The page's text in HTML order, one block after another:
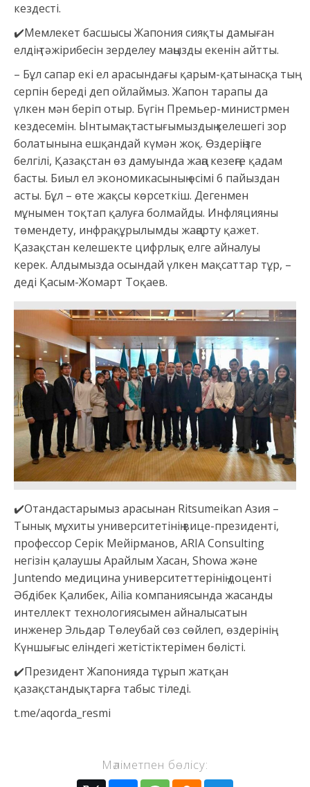
кездесті.
✔️Мемлекет басшысы Жапония сияқты дамыған
елдің тәжірибесін зерделеу маңызды екенін айтты.
– Бұл сапар екі ел арасындағы қарым-қатынасқа тың
серпін береді деп ойлаймыз. Жапон тарапы да
үлкен мән беріп отыр. Бүгін Премьер-министрмен
кездесемін. Ынтымақтастығымыздың келешегі зор
болатынына ешқандай күмән жоқ. Өздеріңізге
белгілі, Қазақстан өз дамуында жаңа кезеңге қадам
басты. Биыл ел экономикасының өсімі 6 пайыздан
асты. Бұл – өте жақсы көрсеткіш. Дегенмен
мұнымен тоқтап қалуға болмайды. Инфляцияны
төмендету, инфрақұрылымды жаңарту қажет.
Қазақстан келешекте цифрлық елге айналуы
керек. Алдымызда осындай үлкен мақсаттар тұр, –
деді Қасым-Жомарт Тоқаев.
✔️Отандастарымыз арасынан Ritsumeikan Азия –
Тынық мұхиты университетінің вице-президенті,
профессор Серік Мейірманов, ARIA Consulting
негізін қалаушы Арайлым Хасан, Showa және
Juntendo медицина университеттерінің доценті
Әбдібек Қалибек, Ailia компаниясында жасанды
интеллект технологиясымен айналысатын
инженер Эльдар Төлеубай сөз сөйлеп, өздерінің
Күншығыс еліндегі жетістіктерімен бөлісті.
✔️Президент Жапонияда тұрып жатқан
қазақстандықтарға табыс тіледі.
t.me/aqorda_resmi
Мәліметпен бөлісу: